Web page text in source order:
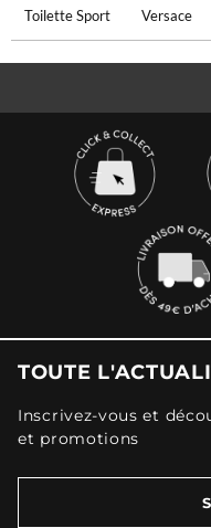
Toilette Sport
Versace
TOUTE
Inscrivez-vous et
et promotions